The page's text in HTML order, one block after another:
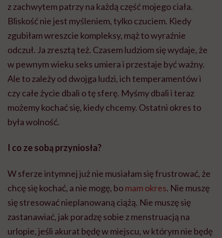
z zachwytem patrzy na każdą część mojego ciała.
Bliskość nie jest myśleniem, tylko czuciem. Kiedy
zgubiłam wreszcie kompleksy, mąż to wyraźnie
odczuł. Ja zresztą też. Czasem ludziom się wydaje, że
w pewnym wieku seks umiera i przestaje być ważny.
Ale to zależy od dwojga ludzi, ich temperamentów i
czy całe życie dbali o tę sferę. Myśmy dbali i teraz
możemy kochać się, kiedy chcemy. Ostatni okres to
była wolność.
I co ze sobą przyniosła?
W sferze intymnej już nie musiałam się frustrować, że
chcę się kochać, a nie mogę, bomam okres. Nie muszę
się stresować nieplanowaną ciążą. Nie muszę się
zastanawiać, jak poradzę sobie z menstruacją na
urlopie, jeśli akurat będę w miejscu, w którym nie będę